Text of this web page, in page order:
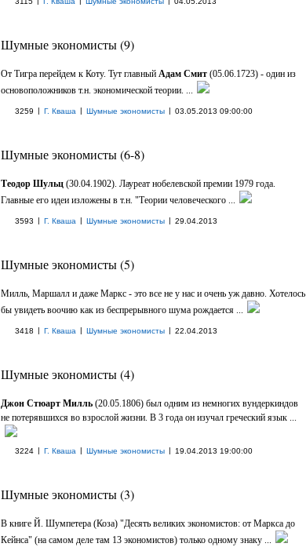
Шумные экономисты (9)
От Тигра перейдем к Коту. Тут главный Адам Смит (05.06.1723) - один из
основоположников т.н. экономической теории. ...
3259 | Г. Кваша | Шумные экономисты | 03.05.2013 09:00:00
Шумные экономисты (6-8)
Теодор Шульц (30.04.1902). Лауреат нобелевской премии 1979 года.
Главные его идеи изложены в т.н. "Теории человеческого ...
3593 | Г. Кваша | Шумные экономисты | 29.04.2013
Шумные экономисты (5)
Милль, Маршалл и даже Маркс - это все не у нас и очень уж давно. Хотелось
бы увидеть воочию как из беспрерывного шума рождается ...
3418 | Г. Кваша | Шумные экономисты | 22.04.2013
Шумные экономисты (4)
Джон Стюарт Милль (20.05.1806) был одним из немногих вундеркиндов
не потерявшихся во взрослой жизни. В 3 года он изучал греческий язык ...
3224 | Г. Кваша | Шумные экономисты | 19.04.2013 19:00:00
Шумные экономисты (3)
В книге Й. Шумпетера (Коза) "Десять великих экономистов: от Маркса до
Кейнса" (на самом деле там 13 экономистов) только одному знаку ...